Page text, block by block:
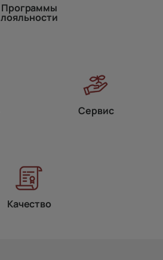
Программы
лояльности
Сервис
Качество